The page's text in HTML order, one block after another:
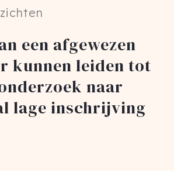
een afgewezen
kunnen leiden tot
naar
lage inschrijving